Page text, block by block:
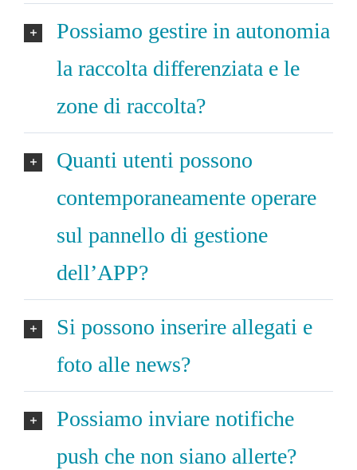
Possiamo gestire in autonomia
la raccolta differenziata e le
zone di raccolta?
Quanti utenti possono
contemporaneamente operare
sul pannello di gestione
dell’APP?
Si possono inserire allegati e
foto alle news?
Possiamo inviare notifiche
push che non siano allerte?